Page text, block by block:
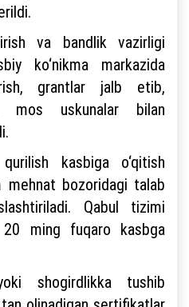
va bandlik vazirligi
ko‘nikma markazida
grantlar jalb etib,
mos uskunalar bilan
kasbiga o‘qitish
mehnat bozoridagi talab
Qabul tizimi
20 ming fuqaro kasbga
shogirdlikka tushib